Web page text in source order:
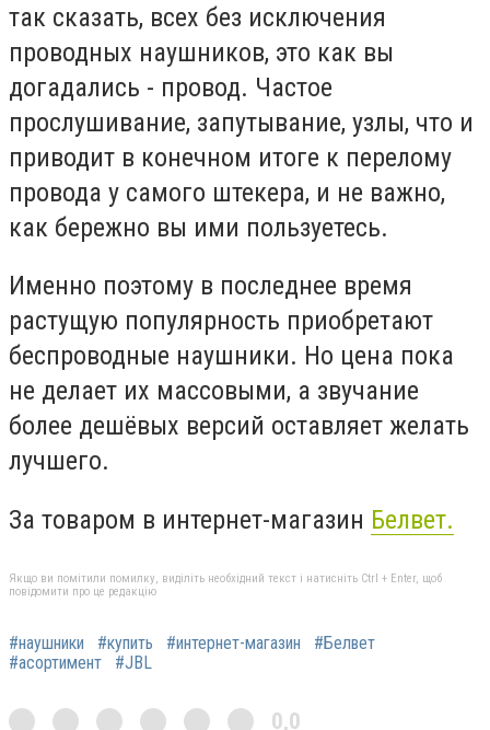
так сказать, всех без исключения
проводных наушников, это как вы
догадались - провод. Частое
прослушивание, запутывание, узлы, что и
приводит в конечном итоге к перелому
провода у самого штекера, и не важно,
как бережно вы ими пользуетесь.
Именно поэтому в последнее время
растущую популярность приобретают
беспроводные наушники. Но цена пока
не делает их массовыми, а звучание
более дешёвых версий оставляет желать
лучшего.
За товаром в интернет-магазин Белвет.
Якщо ви помітили помилку, виділіть необхідний текст і натисніть Ctrl + Enter, щоб
повідомити про це редакцію
#наушники #купить #интернет-магазин
#Белвет
#асортимент
#JBL
0,0